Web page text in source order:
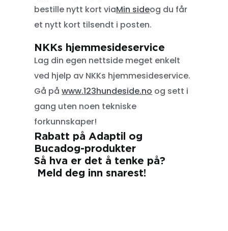
bestille nytt kort viaMin sideog du får
et nytt kort tilsendt i posten.
NKKs hjemmesideservice
Lag din egen nettside meget enkelt
ved hjelp av NKKs hjemmesideservice.
Gå påwww.123hundeside.no og sett i
gang uten noen tekniske
forkunnskaper!
Rabatt på Adaptil og
Bucadog-produkter
Så hva er det å tenke på?
Meld deg inn snarest!